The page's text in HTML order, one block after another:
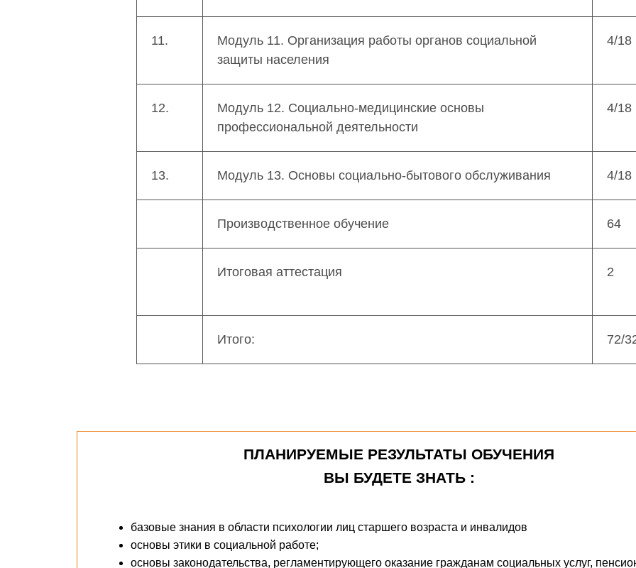
11.
Модуль 11. Организация работы органов социальной
защиты населения
4/18
12.
Модуль 12. Социально-медицинские основы
профессиональной деятельности
4/18
13. Модуль 13. Основы социально-бытового обслуживания 4/18
Производственное обучение 64
Итоговая аттестация 2
Итого: 72/
базовые знания в области психологии лиц старшего возраста и инвалидов
основы этики в социальной работе;
основы законодательства, регламентирующего оказание гражданам социальных услуг,
ПЛАНИРУЕМЫЕ РЕЗУЛЬТАТЫ ОБУЧЕНИЯ
ВЫ БУДЕТЕ ЗНАТЬ :